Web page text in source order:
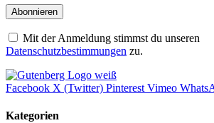
Mit der Anmeldung stimmst du unseren
Datenschutzbestimmungen zu.
Facebook X (Twitter) Pinterest Vimeo
Kategorien